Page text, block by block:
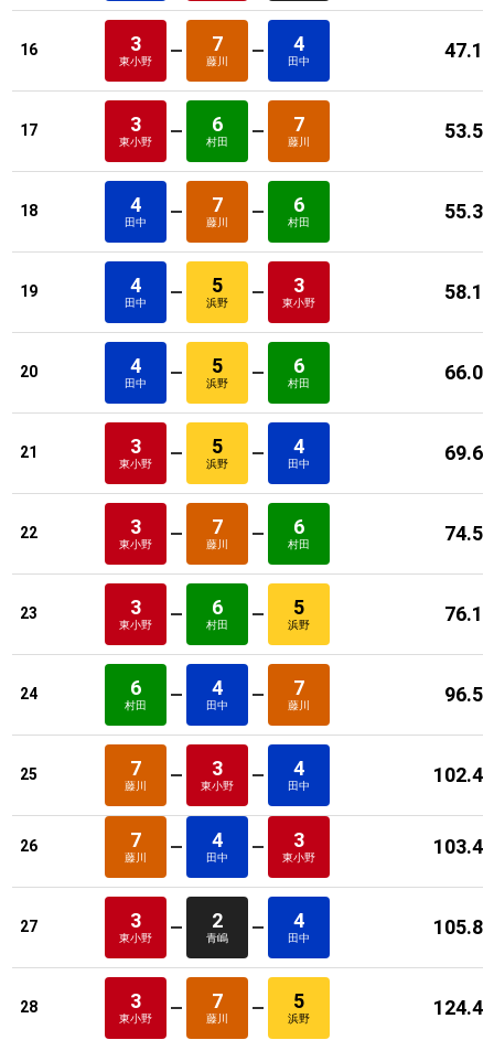
16 3
東小野
7
藤川
4
田中 47.1
17 3
東小野
6
村田
7
藤川 53.5
18 4
田中
7
藤川
6
村田 55.3
19 4
田中
5
浜野
3
東小野 58.1
20 4
田中
5
浜野
6
村田 66.0
21 3
東小野
5
浜野
4
田中 69.6
22 3
東小野
7
藤川
6
村田 74.5
23 3
東小野
6
村田
5
浜野 76.1
24 6
村田
4
田中
7
藤川 96.5
25 7
藤川
3
東小野
4
田中 102.4
26 7
藤川
4
田中
3
東小野 103.4
27 3
東小野
2
青嶋
4
田中 105.8
28 3
東小野
7
藤川
5
浜野 124.4